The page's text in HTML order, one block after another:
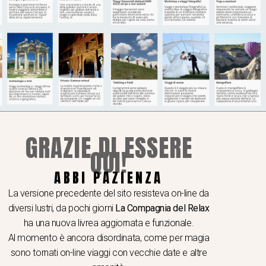
della cultura turca, dal caffè al té alla mela,
presenti in ogni piccolo villaggio che
e seminari
e viaggi video e fotografici
School
& gastronomia
in caicco
GRAZIE DI ESSERE
QUI!
ABBI PAZIENZA
La versione precedente del sito resisteva on-line da
diversi lustri, da pochi giorni La Compagnia del Relax
ha una nuova livrea aggiornata e funzionale.
Al momento è ancora disordinata, come per magia
sono tornati on-line viaggi con vecchie date e altre